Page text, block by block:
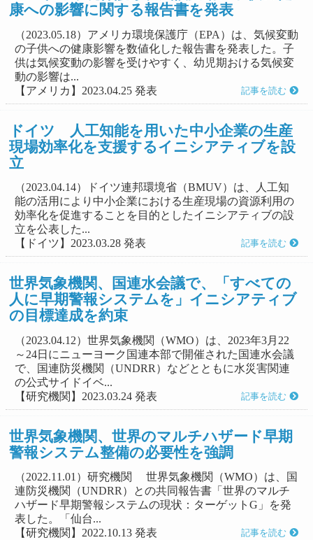
康への影響に関する報告書を発表
（2023.05.18）アメリカ環境保護庁（EPA）は、気候変動
の子供への健康影響を数値化した報告書を発表した。子
供は気候変動の影響を受けやすく、幼児期おける気候変
動の影響は...
【アメリカ】2023.04.25 発表
記事を読む
ドイツ 人工知能を用いた中小企業の生産
現場効率化を支援するイニシアティブを設
立
（2023.04.14）ドイツ連邦環境省（BMUV）は、人工知
能の活用により中小企業における生産現場の資源利用の
効率化を促進することを目的としたイニシアティブの設
立を公表した...
【ドイツ】2023.03.28 発表
記事を読む
世界気象機関、国連水会議で、「すべての
人に早期警報システムを」イニシアティブ
の目標達成を約束
（2023.04.12）世界気象機関（WMO）は、2023年3月22
～24日にニューヨーク国連本部で開催された国連水会議
で、国連防災機関（UNDRR）などとともに水災害関連
の公式サイドイベ...
【研究機関】2023.03.24 発表
記事を読む
世界気象機関、世界のマルチハザード早期
警報システム整備の必要性を強調
（2022.11.01）研究機関 世界気象機関（WMO）は、国
連防災機関（UNDRR）との共同報告書「世界のマルチ
ハザード早期警報システムの現状：ターゲットG」を発
表した。「仙台...
【研究機関】2022.10.13 発表
記事を読む